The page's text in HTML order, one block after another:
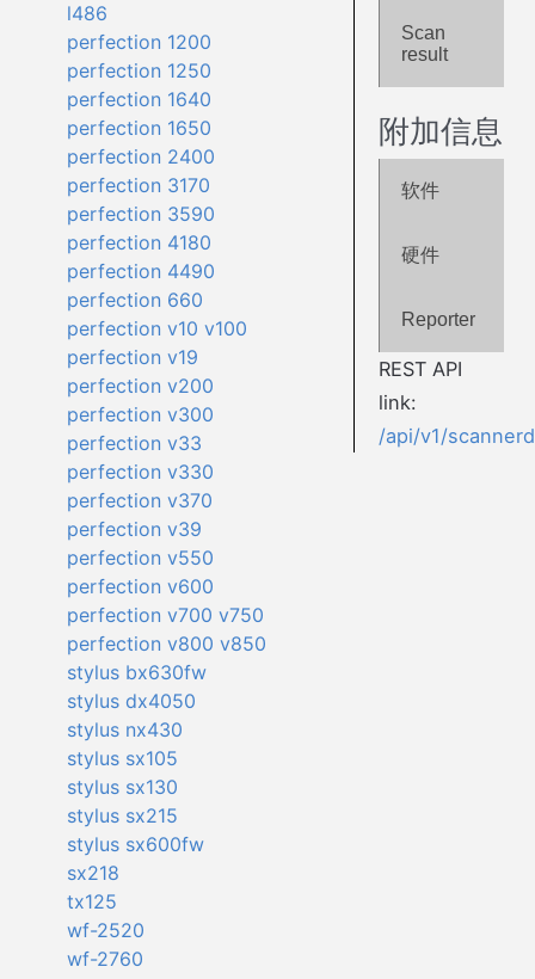
l486
perfection 1200
perfection 1250
perfection 1640
perfection 1650
perfection 2400
perfection 3170
perfection 3590
perfection 4180
perfection 4490
perfection 660
perfection v10 v100
perfection v19
perfection v200
perfection v300
perfection v33
perfection v330
perfection v370
perfection v39
perfection v550
perfection v600
perfection v700 v750
perfection v800 v850
stylus bx630fw
stylus dx4050
stylus nx430
stylus sx105
stylus sx130
stylus sx215
stylus sx600fw
sx218
tx125
wf-2520
wf-2760
Scan
result
附加信息
软件
硬件
Reporter
REST API
link:
/api/v1/